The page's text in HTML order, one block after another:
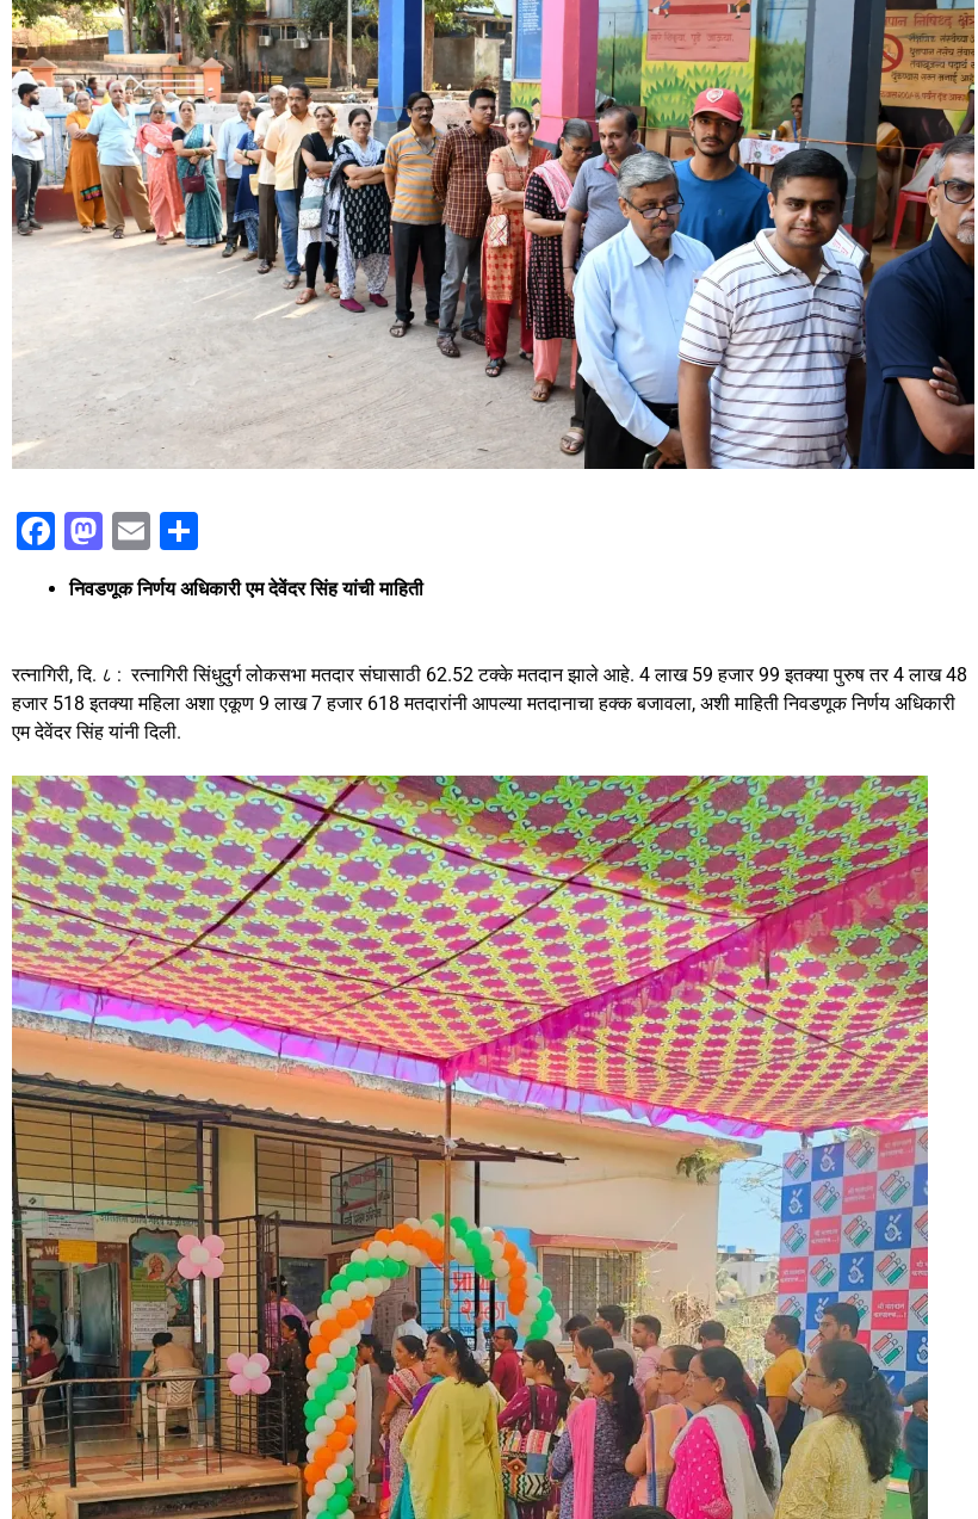
F
a
c
b
o
k
M
st
d
o
E
m
ai
h
ar
निवडणूक निर्णय अधिकारी एम देवेंदर सिंह यांची माहिती
रत्नागिरी, दि. ८ : रत्नागिरी सिंधुदुर्ग लोकसभा मतदार संघासाठी 62.52 टक्के मतदान झाले आहे. 4 लाख 59 हजार 99 इतक्या पुरुष तर 4 लाख 48
हजार 518 इतक्या महिला अशा एकूण 9 लाख 7 हजार 618 मतदारांनी आपल्या मतदानाचा हक्क बजावला, अशी माहिती निवडणूक निर्णय अधिकारी
एम देवेंदर सिंह यांनी दिली.